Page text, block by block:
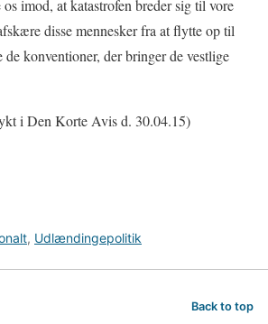
imod, at katastrofen breder sig til vore
disse mennesker fra at flytte op til
de konventioner, der bringer de vestlige
i Den Korte Avis d. 30.04.15)
, Udlændingepolitik
Back to top